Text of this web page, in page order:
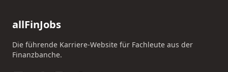
allFinJobs
Die führende Karriere-Website für Fachleute aus der
Finanzbanche.